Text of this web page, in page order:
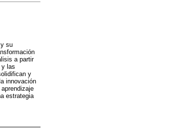
su
a partir
y las
y
innovación
estrategia